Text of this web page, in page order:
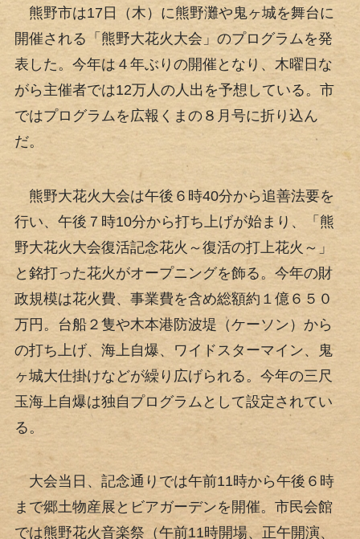
熊野市は17日（木）に熊野灘や鬼ヶ城を舞台に
開催される「熊野大花火大会」のプログラムを発
表した。今年は４年ぶりの開催となり、木曜日な
がら主催者では12万人の人出を予想している。市
ではプログラムを広報くまの８月号に折り込ん
だ。
熊野大花火大会は午後６時40分から追善法要を
行い、午後７時10分から打ち上げが始まり、「熊
野大花火大会復活記念花火～復活の打上花火～」
と銘打った花火がオープニングを飾る。今年の財
政規模は花火費、事業費を含め総額約１億６５０
万円。台船２隻や木本港防波堤（ケーソン）から
の打ち上げ、海上自爆、ワイドスターマイン、鬼
ヶ城大仕掛けなどが繰り広げられる。今年の三尺
玉海上自爆は独自プログラムとして設定されてい
る。
大会当日、記念通りでは午前11時から午後６時
まで郷土物産展とビアガーデンを開催。市民会館
では熊野花火音楽祭（午前11時開場、正午開演、